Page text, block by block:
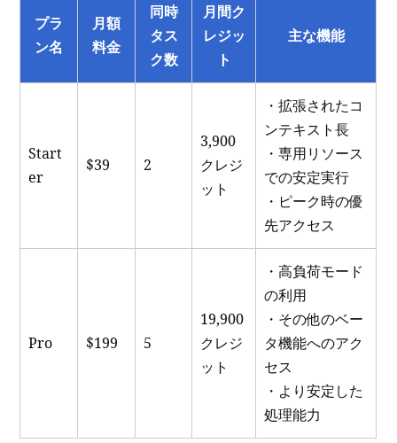
プラ
ン名
月額
料金
同時
タス
ク数
月間ク
レジッ
ト
主な機能
Start
er
$39 2
3,900
クレジ
ット
・拡張されたコ
ンテキスト長
・専用リソース
での安定実行
・ピーク時の優
先アクセス
Pro $199 5
19,900
クレジ
ット
・高負荷モード
の利用
・その他のベー
タ機能へのアク
セス
・より安定した
処理能力